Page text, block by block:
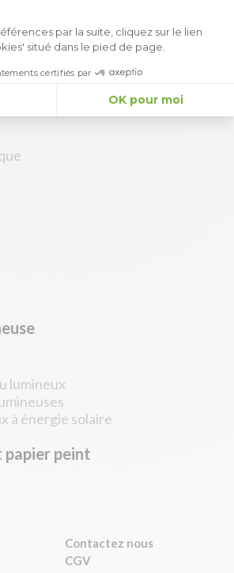
par la suite, cliquez sur le lien
situé dans le pied de page.
certifiés par
OK pour moi
lumineux
à énergie solaire
peint
Contactez nous
CGV